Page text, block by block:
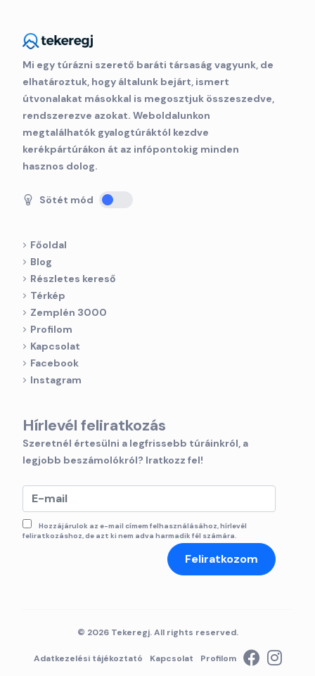
Mi egy túrázni szerető baráti társaság vagyunk, de
elhatároztuk, hogy általunk bejárt, ismert
útvonalakat másokkal is megosztjuk összeszedve,
rendszerezve azokat. Weboldalunkon
megtalálhatók gyalogtúráktól kezdve
kerékpártúrákon át az infópontokig minden
hasznos dolog.
Sötét mód
Főoldal
Blog
Részletes kereső
Térkép
Zemplén 3000
Profilom
Kapcsolat
Facebook
Instagram
Hírlevél feliratkozás
Szeretnél értesülni a legfrissebb túráinkról, a
legjobb beszámolókról? Iratkozz fel!
Hozzájárulok az e-mail címem felhasználásához, hírlevél
feliratkozáshoz, de azt ki nem adva harmadik fél számára.
Feliratkozom
© 2026 Tekeregj. All rights reserved.
Adatkezelési tájékoztató Kapcsolat Profilom